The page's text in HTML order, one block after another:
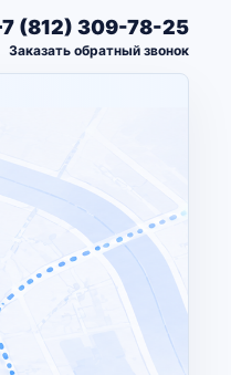
(812) 309-78-25
Заказать обратный звонок